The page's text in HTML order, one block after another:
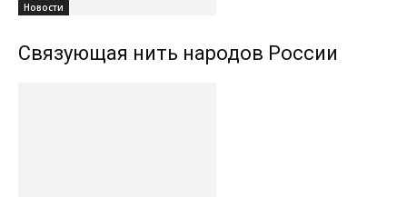
Новости
Связующая нить народов России